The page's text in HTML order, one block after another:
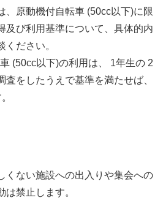
、原動機付自転車 (50cc以下)に限
及び利用基準について、具体的内
ださい。
(50cc以下)の利用は、 1年生の 2
をしたうえで基準を満たせば、
ない施設への出入りや集会への
禁止します。